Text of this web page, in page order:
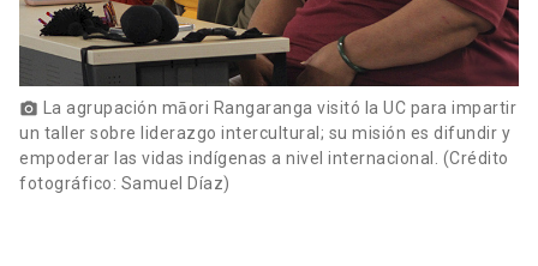
photo_camera La agrupación māori Rangaranga visitó la UC para impartir
un taller sobre liderazgo intercultural; su misión es difundir y
empoderar las vidas indígenas a nivel internacional. (Crédito
fotográfico: Samuel Díaz)